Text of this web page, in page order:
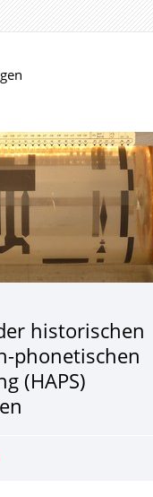
historischen
phonetischen
(HAPS)
Katalog der